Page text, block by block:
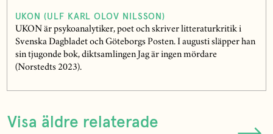
UKON (ULF KARL OLOV NILSSON)
UKON är psykoanalytiker, poet och skriver litteraturkritik i
Svenska Dagbladet och Göteborgs Posten. I augusti släpper han
sin tjugonde bok, diktsamlingen Jag är ingen mördare
(Norstedts 2023).
Visa äldre relaterade